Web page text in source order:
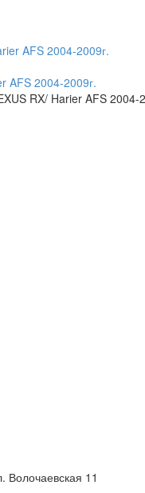
AFS 2004-2009г.
RX/ Harier AFS
Волочаевская 11